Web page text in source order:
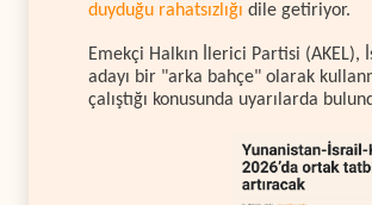
duyduğu rahatsızlığı dile getiriyor.
Emekçi Halkın İlerici Partisi (AKEL),
adayı bir "arka bahçe" olarak
çalıştığı konusunda uyarılarda